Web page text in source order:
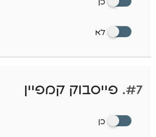
כן
לא
#7. פייסבוק קמפיין
כן